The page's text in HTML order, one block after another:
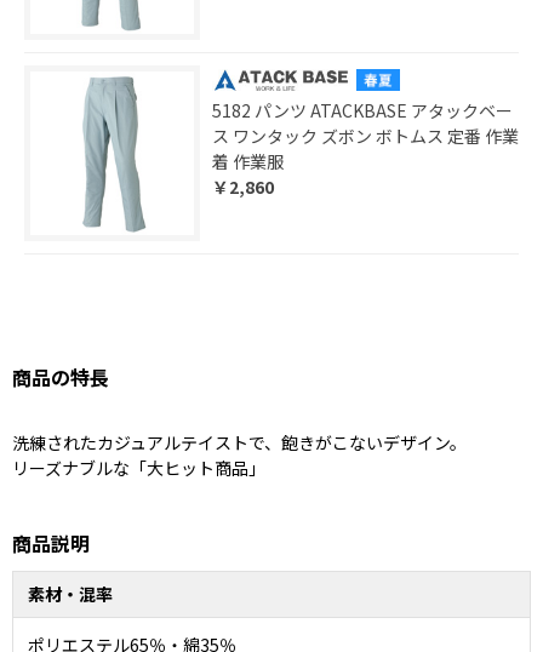
5182 パンツ ATACKBASE アタックベー
ス ワンタック ズボン ボトムス 定番 作業
着 作業服
￥2,860
商品の特長
洗練されたカジュアルテイストで、飽きがこないデザイン。
リーズナブルな「大ヒット商品」
商品説明
素材・混率
ポリエステル65％・綿35％